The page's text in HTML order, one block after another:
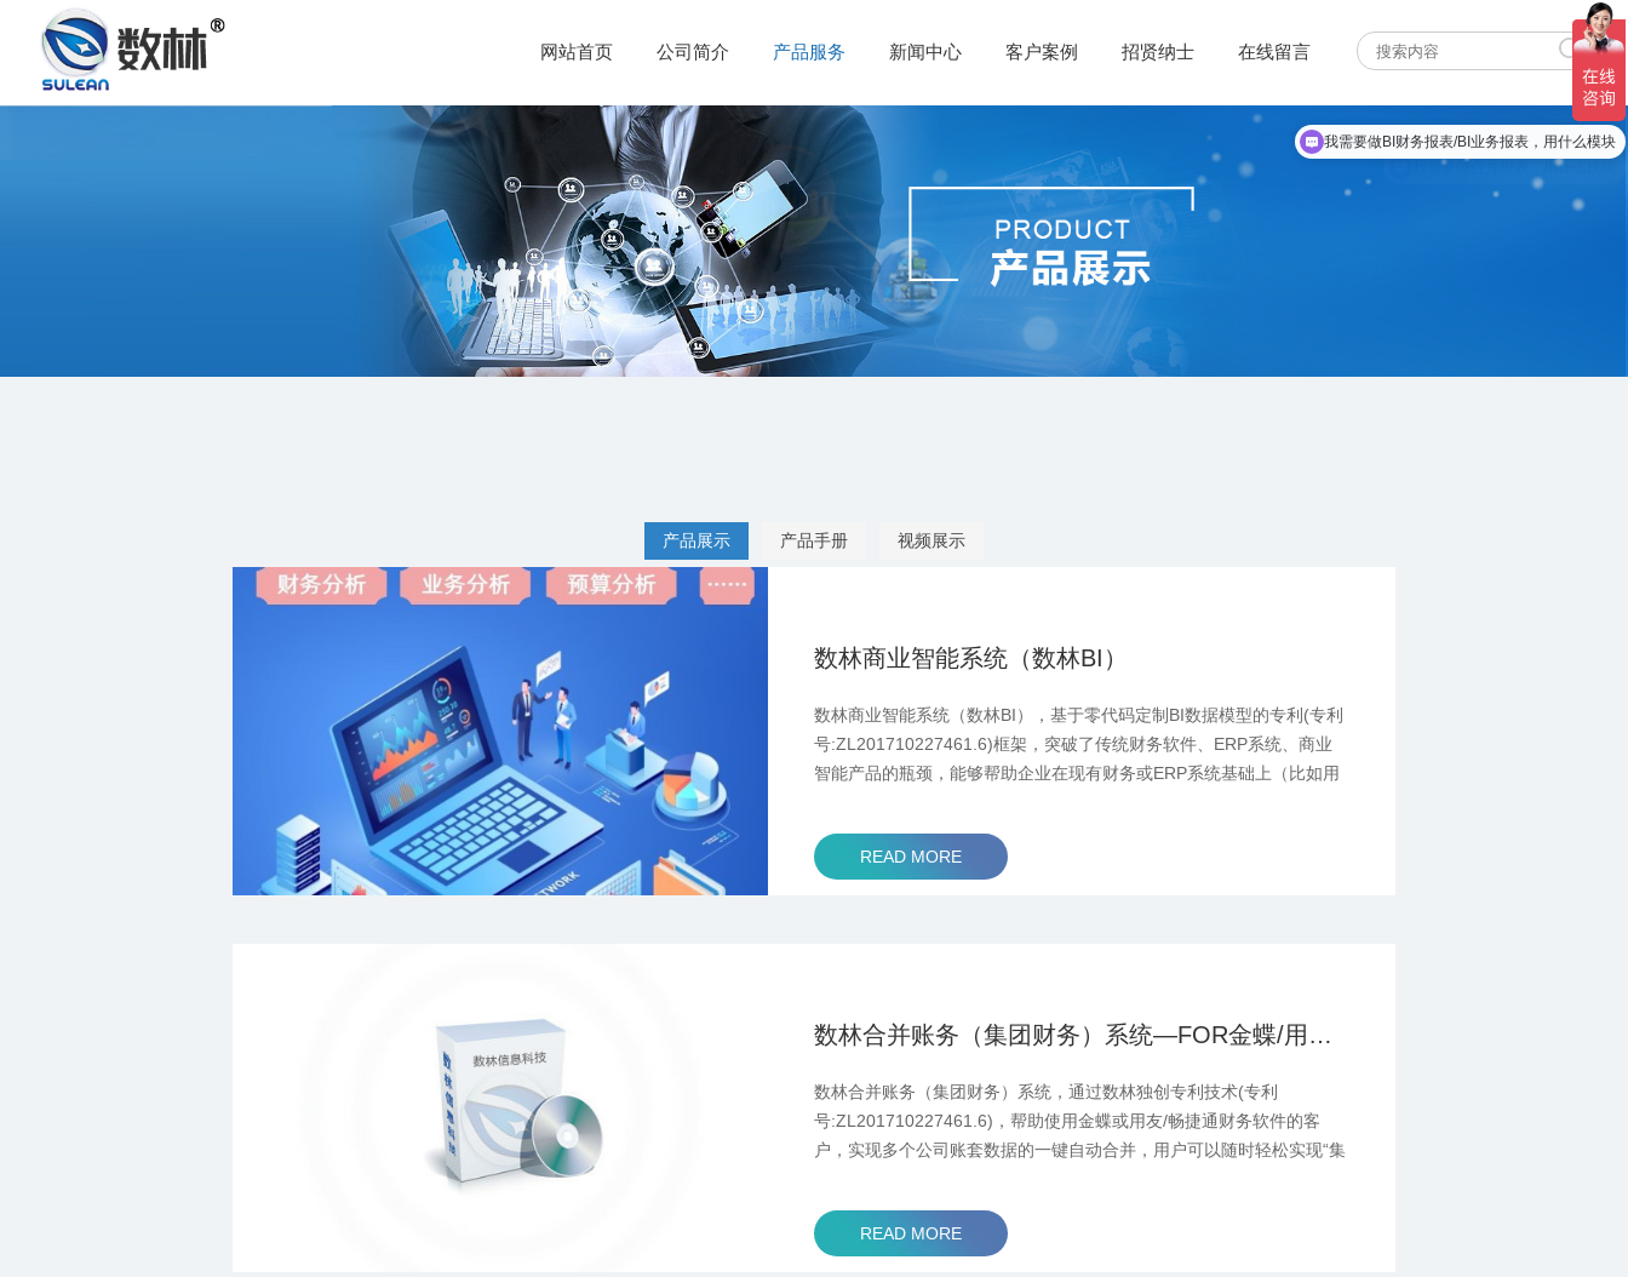
网站首页 公司简介 产品服务 新闻中心 客户案例 招贤纳士 在线留言
产品展示 产品手册 视频展示
数林商业智能系统（数林BI）
数林商业智能系统（数林BI），基于零代码定制BI数据模型的专利(专利
号:ZL201710227461.6)框架，突破了传统财务软件、ERP系统、商业
智能产品的瓶颈，能够帮助企业在现有财务或ERP系统基础上（比如用
现财务、业务系统的合并账务、合并报表、财务分析、销售分析等相关
管理数据分析与辅 ...
READ MORE
数林合并账务（集团财务）系统—FOR金蝶/用友/畅捷通
数林合并账务（集团财务）系统，通过数林独创专利技术(专利
号:ZL201710227461.6)，帮助使用金蝶或用友/畅捷通财务软件的客
户，实现多个公司账套数据的一键自动合并，用户可以随时轻松实现“集
询、财务分析、数据分析、合并报表等工作。
READ MORE
我需要做BI财务报表/BI业务报表，用什么模块